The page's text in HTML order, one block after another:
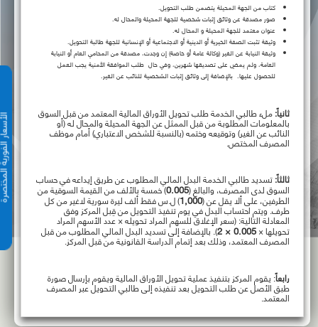
الأسعار
كتاب من الجهة المحيلة يتضمن طلب التحويل.
صور مصدقة عن وثائق إثبات شخصية للجهة المحيلة والمحال له.
عنوان معتمد للجهة المحيلة و المحال له.
وثيقة تثبت الصفة الخيرية أو الدينية أو الاجتماعية أو الإنسانية للجهة طالبة التحويل.
وثيقة النيابة عن الغير (وكالة عامة أو خاصة) إن وجدت، مصدقة من المحامي العام أو النيابة
العامة، ولم يمضِ على تصديقها شهرين، وفي حال طلب الموافقة الأمنية يجب العمل
للحصول عليها. بالإضافة إلى وثائق إثبات الشخصية للنائب عن الغير.
ثانياً:ملء طالبي الخدمة طلب تحويل الأوراق المالية المعتمد من قبل السوق
بالمعلومات المطلوبة من قبل الممثل عن الجهة المحيلة والمحال له (أو
النائب عن الغير) وتوقيعه وختمه (بالنسبة للشخص الاعتباري) أمام موظف
المصرف المختص.
ثالثاً:تسديد طالبي الخدمة البدل المالي المطلوب عن طريق إيداعه في حساب
السوق لدى المصرف، والبالغ (0.005) خمسة بالألف من القيمة السوقية من
الطرفين، على ألا يقل عن (1,000) ل.س فقط ألف ليرة سورية لاغير من كل
طرف. ويتم احتساب البدل في يوم تنفيذ التحويل من قِبل المركز وفق
المعادلة التالية: (سعر الإغلاق للسهم المراد تحويله × عدد الأسهم المراد
تحويلها ×0.005 × 2 ). بالإضافة إلى تسديد البدل المالي المطلوب من قبل
المصرف المعتمد، وذلك بعد إتمام الدراسة القانونية من قبل المركز.
رابعاً: يقوم المركز بتنفيذ عملية تحويل الأوراق المالية ويقوم بإرسال صورة
طبق الأصل عن طلب التحويل بعد تنفيذه إلى طالبي التحويل عبر المصرف
المعتمد.